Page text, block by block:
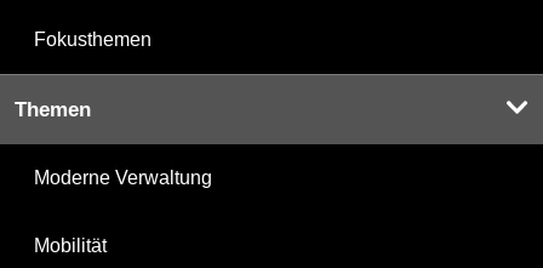
Fokusthemen
Themen
Moderne Verwaltung
Mobilität